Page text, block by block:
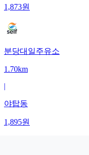
1,873원
분당대일주유소
1.70km
|
야탑동
1,895원